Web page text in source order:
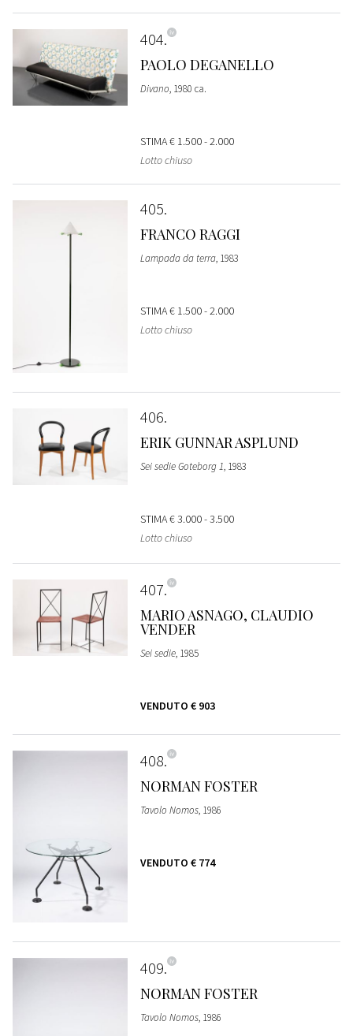
404
PAOLO DEGANELLO
Divano, 1980 ca.
STIMA€ 1.500 - 2.000
Lotto chiuso
405
FRANCO RAGGI
Lampada da terra, 1983
STIMA€ 1.500 - 2.000
Lotto chiuso
406
ERIK GUNNAR ASPLUND
Sei sedie Goteborg 1, 1983
STIMA€ 3.000 - 3.500
Lotto chiuso
407
MARIO ASNAGO, CLAUDIO
VENDER
Sei sedie, 1985
VENDUTO € 903
408
NORMAN FOSTER
Tavolo Nomos, 1986
VENDUTO € 774
409
NORMAN FOSTER
Tavolo Nomos, 1986